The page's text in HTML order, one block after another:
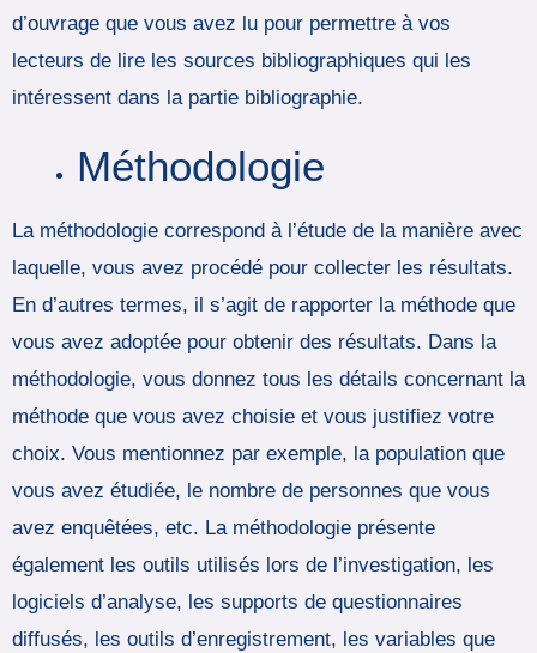
d’ouvrage que vous avez lu pour permettre à vos
lecteurs de lire les sources bibliographiques qui les
intéressent dans la partie bibliographie.
Méthodologie
La méthodologie correspond à l’étude de la manière avec
laquelle, vous avez procédé pour collecter les résultats.
En d’autres termes, il s’agit de rapporter la méthode que
vous avez adoptée pour obtenir des résultats. Dans la
méthodologie, vous donnez tous les détails concernant la
méthode que vous avez choisie et vous justifiez votre
choix. Vous mentionnez par exemple, la population que
vous avez étudiée, le nombre de personnes que vous
avez enquêtées, etc. La méthodologie présente
également les outils utilisés lors de l’investigation, les
logiciels d’analyse, les supports de questionnaires
diffusés, les outils d’enregistrement, les variables que